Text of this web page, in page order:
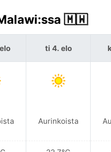
🇲🇼
ti 4. elo
Aurinkoista